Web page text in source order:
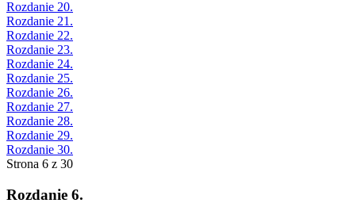
Rozdanie 20.
Rozdanie 21.
Rozdanie 22.
Rozdanie 23.
Rozdanie 24.
Rozdanie 25.
Rozdanie 26.
Rozdanie 27.
Rozdanie 28.
Rozdanie 29.
Rozdanie 30.
Strona 6 z 30
Rozdanie 6.